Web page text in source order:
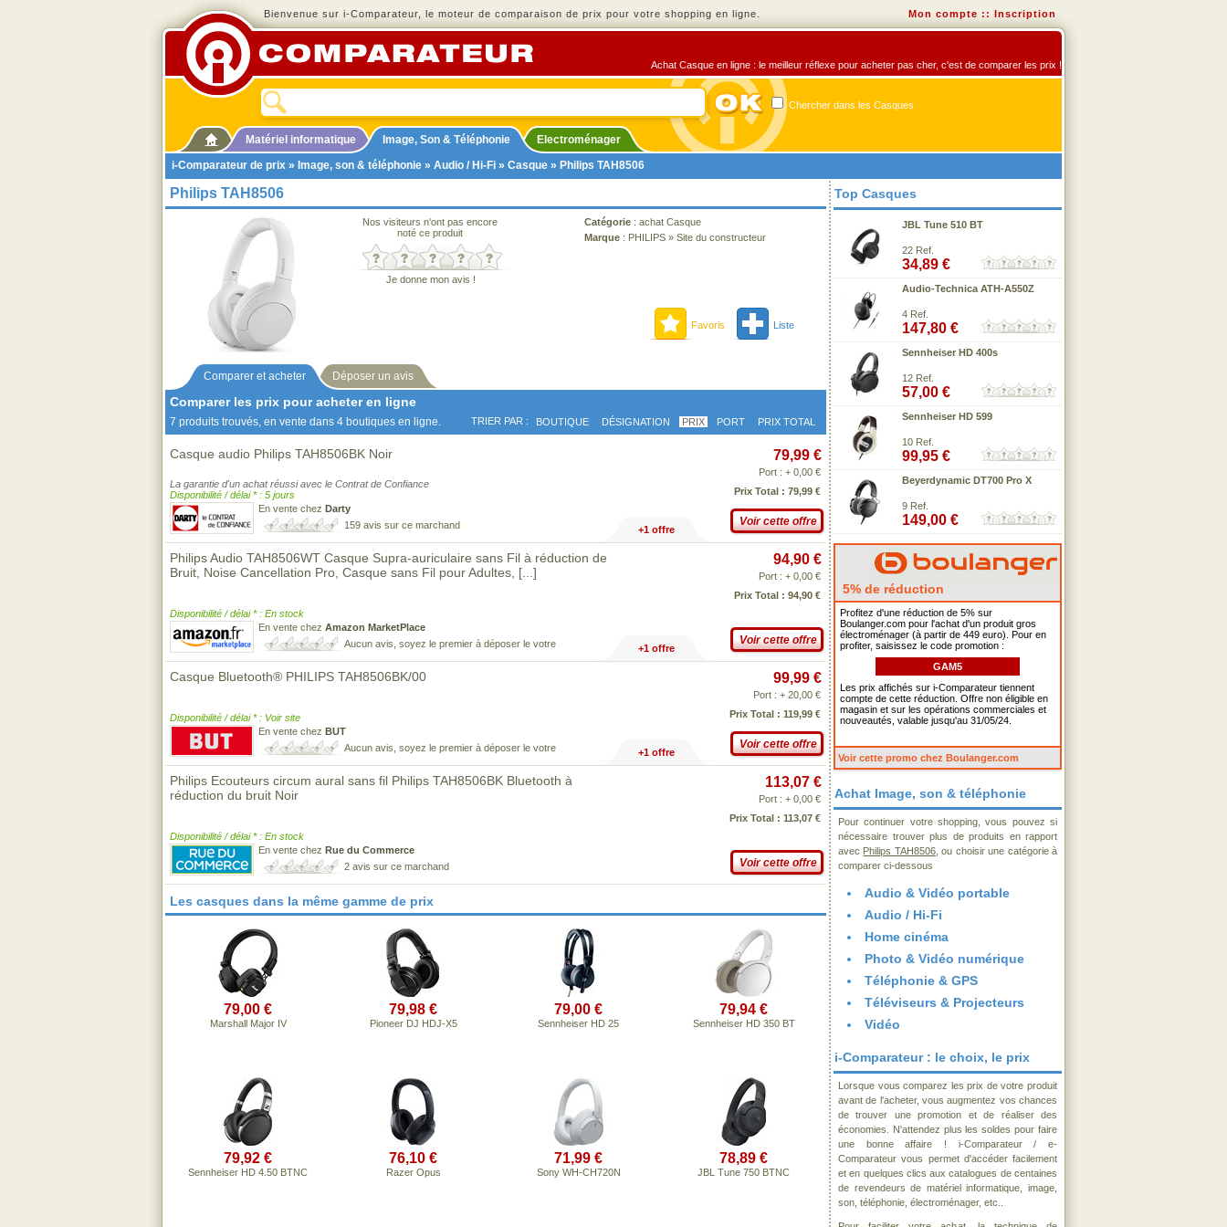
Bienvenue sur i-Comparateur, le moteur de comparaison de prix pour votre shopping en ligne. Mon compte :: Inscription
Achat Casque en ligne : le meilleur réflexe pour acheter pas cher, c'est de comparer les prix !
Chercher dans les Casques
Matériel informatique Image, Son & Téléphonie
Electroménager
i-Comparateur de prix » Image, son & téléphonie » Audio / Hi-Fi » Casque » Philips TAH8506
Philips TAH8506
Nos visiteurs n'ont pas encore
noté ce produit
Je donne mon avis !
Catégorie : achat Casque
Marque : PHILIPS » Site du constructeur
Favoris Liste
Comparer et acheter Déposer un avis
Comparer les prix pour acheter en ligne
7 produits trouvés, en vente dans 4 boutiques en ligne. TRIER PAR : BOUTIQUE DÉSIGNATION PRIX PORT PRIX TOTAL
Casque audio Philips TAH8506BK Noir
La garantie d'un achat réussi avec le Contrat de Confiance
Disponibilité / délai * : 5 jours
En vente chez Darty
159 avis sur ce marchand
79,99 €
Port : + 0,00 €
Prix Total : 79,99 €
Voir cette offre
+1 offre
Philips Audio TAH8506WT Casque Supra-auriculaire sans Fil à réduction de
Bruit, Noise Cancellation Pro, Casque sans Fil pour Adultes, [...]
Disponibilité / délai * : En stock
En vente chez Amazon MarketPlace
Aucun avis, soyez le premier à déposer le votre
94,90 €
Port : + 0,00 €
Prix Total : 94,90 €
Voir cette offre
+1 offre
Casque Bluetooth® PHILIPS TAH8506BK/00
Disponibilité / délai * : Voir site
En vente chez BUT
Aucun avis, soyez le premier à déposer le votre
99,99 €
Port : + 20,00 €
Prix Total : 119,99 €
Voir cette offre
+1 offre
Philips Ecouteurs circum aural sans fil Philips TAH8506BK Bluetooth à
réduction du bruit Noir
Disponibilité / délai * : En stock
En vente chez Rue du Commerce
2 avis sur ce marchand
113,07 €
Port : + 0,00 €
Prix Total : 113,07 €
Voir cette offre
Les casques dans la même gamme de prix
79,00 €
Marshall Major IV
79,98 €
Pioneer DJ HDJ-X5
79,00 €
Sennheiser HD 25
79,94 €
Sennheiser HD 350 BT
79,92 €
Sennheiser HD 4.50 BTNC
76,10 €
Razer Opus
71,99 €
Sony WH-CH720N
78,89 €
JBL Tune 750 BTNC
Top Casques
JBL Tune 510 BT
22 Ref.
34,89 €
Audio-Technica ATH-A550Z
4 Ref.
147,80 €
Sennheiser HD 400s
12 Ref.
57,00 €
Sennheiser HD 599
10 Ref.
99,95 €
Beyerdynamic DT700 Pro X
9 Ref.
149,00 €
5% de réduction
Profitez d'une réduction de 5% sur
Boulanger.com pour l'achat d'un produit gros
électroménager (à partir de 449 euro). Pour en
profiter, saisissez le code promotion :
GAM5
Les prix affichés sur i-Comparateur tiennent
compte de cette réduction. Offre non éligible en
magasin et sur les opérations commerciales et
nouveautés, valable jusqu'au 31/05/24.
Voir cette promo chez Boulanger.com
Achat Image, son & téléphonie
Pour continuer votre shopping, vous pouvez si
nécessaire trouver plus de produits en rapport
avec Philips TAH8506, ou choisir une catégorie à
comparer ci-dessous
Audio & Vidéo portable
Audio / Hi-Fi
Home cinéma
Photo & Vidéo numérique
Téléphonie & GPS
Téléviseurs & Projecteurs
Vidéo
i-Comparateur : le choix, le prix
Lorsque vous comparez les prix de votre produit
avant de l'acheter, vous augmentez vos chances
de trouver une promotion et de réaliser des
économies. N'attendez plus les soldes pour faire
une bonne affaire ! i-Comparateur / e-
Comparateur vous permet d'accéder facilement
et en quelques clics aux catalogues de centaines
de revendeurs de matériel informatique, image,
son, téléphonie, électroménager, etc..